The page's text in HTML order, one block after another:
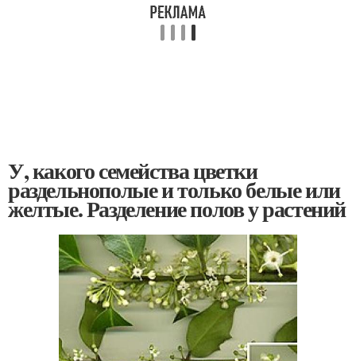
У, какого семейства цветки
раздельнополые и только белые или
желтые. Разделение полов у растений